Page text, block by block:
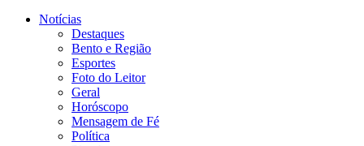
Notícias
Destaques
Bento e Região
Esportes
Foto do Leitor
Geral
Horóscopo
Mensagem de Fé
Política